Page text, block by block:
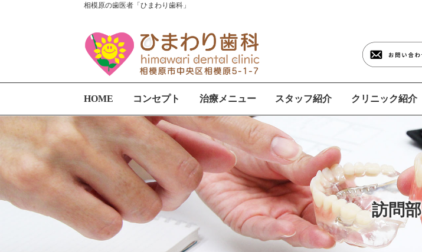
相模原の歯医者「ひまわり歯科」
HOME コンセプト 治療メニュー スタッフ紹介 クリニック紹介
訪問部